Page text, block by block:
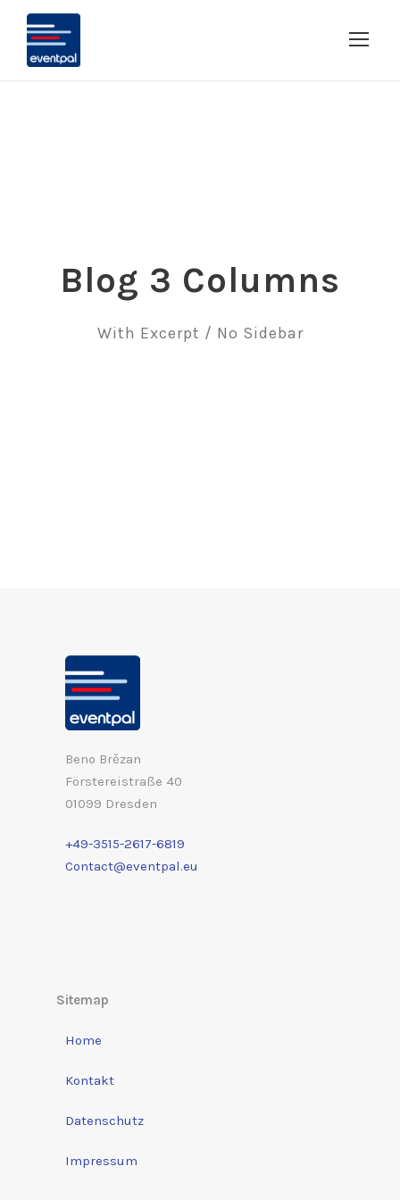
Blog 3 Columns
With Excerpt / No Sidebar
Beno Brězan
Förstereistraße 40
01099 Dresden
+49-3515-2617-6819
Contact@eventpal.eu
Sitemap
Home
Kontakt
Datenschutz
Impressum